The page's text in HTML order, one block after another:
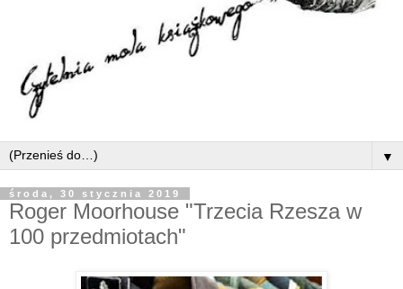
▼
środa, 30 stycznia 2019
Roger Moorhouse "Trzecia Rzesza w
100 przedmiotach"